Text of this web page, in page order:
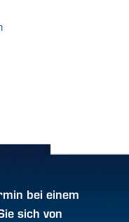
bei einem
sich von